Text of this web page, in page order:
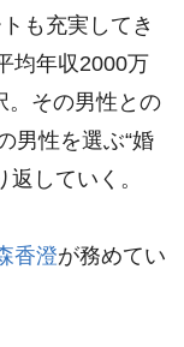
も充実してき
均年収2000万
。その男性との
男性を選ぶ“婚
していく。
香澄が務めてい